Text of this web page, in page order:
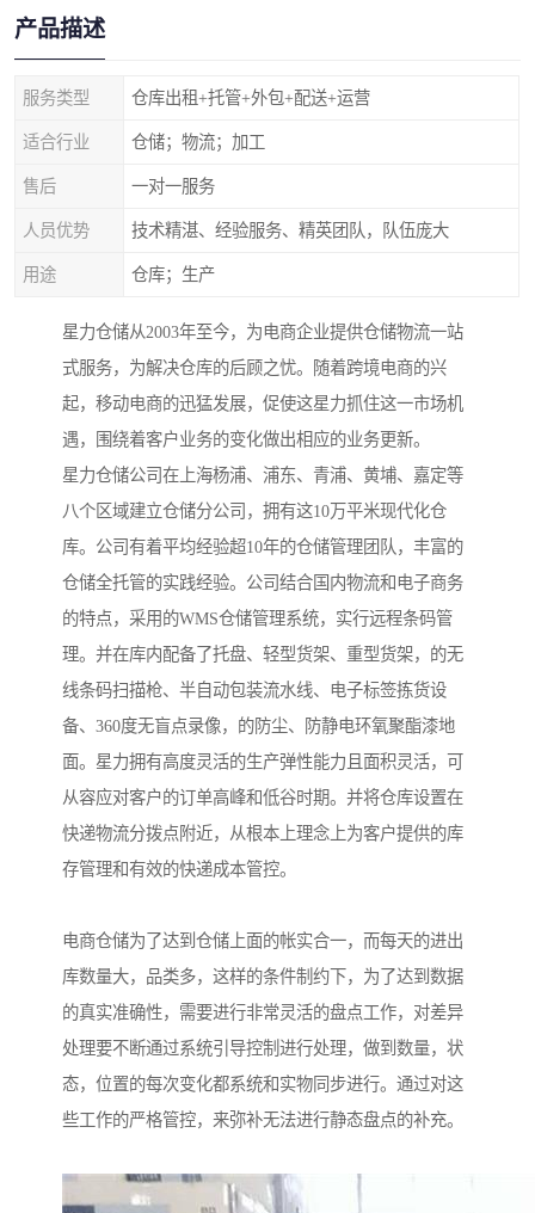
产品描述
服务类型 仓库出租+托管+外包+配送+运营
适合行业 仓储；物流；加工
售后 一对一服务
人员优势 技术精湛、经验服务、精英团队，队伍庞大
用途 仓库；生产
星力仓储从2003年至今，为电商企业提供仓储物流一站
式服务，为解决仓库的后顾之忧。随着跨境电商的兴
起，移动电商的迅猛发展，促使这星力抓住这一市场机
遇，围绕着客户业务的变化做出相应的业务更新。
星力仓储公司在上海杨浦、浦东、青浦、黄埔、嘉定等
八个区域建立仓储分公司，拥有这10万平米现代化仓
库。公司有着平均经验超10年的仓储管理团队，丰富的
仓储全托管的实践经验。公司结合国内物流和电子商务
的特点，采用的WMS仓储管理系统，实行远程条码管
理。并在库内配备了托盘、轻型货架、重型货架，的无
线条码扫描枪、半自动包装流水线、电子标签拣货设
备、360度无盲点录像，的防尘、防静电环氧聚酯漆地
面。星力拥有高度灵活的生产弹性能力且面积灵活，可
从容应对客户的订单高峰和低谷时期。并将仓库设置在
快递物流分拨点附近，从根本上理念上为客户提供的库
存管理和有效的快递成本管控。
电商仓储为了达到仓储上面的帐实合一，而每天的进出
库数量大，品类多，这样的条件制约下，为了达到数据
的真实准确性，需要进行非常灵活的盘点工作，对差异
处理要不断通过系统引导控制进行处理，做到数量，状
态，位置的每次变化都系统和实物同步进行。通过对这
些工作的严格管控，来弥补无法进行静态盘点的补充。